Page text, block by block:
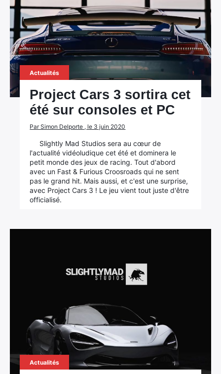
Actualités
Project Cars 3 sortira cet
été sur consoles et PC
Par Simon Delporte , le 3 juin 2020
Slightly Mad Studios sera au cœur de
l'actualité vidéoludique cet été et dominera le
petit monde des jeux de racing. Tout d'abord
avec un Fast & Furious Croosroads qui ne sent
pas le grand hit. Mais aussi, et c'est une surprise,
avec Project Cars 3 ! Le jeu vient tout juste d'être
officialisé.
Actualités